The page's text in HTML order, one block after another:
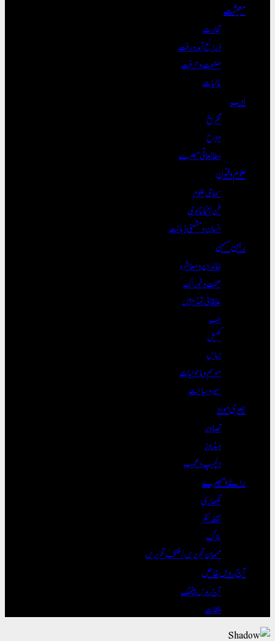
معیشت
تجارت
ذرائع آمدورفت
صنعت و حرفت
مالیات
ادب
تفریح
مزاح
مطالعاتی تبصرے
علوم و فنون
سماجی علوم
فن/ٹیکنالوجی
انسان و مشینی ذہانت
رہن سہن
خاندان و معاشرہ
صحت و خوراک
علاقائی تہذیبیں
طب
کھیل
لباس
موسم و ماحولیات
سیر و سیاحت
بصری مواد
تصاویر
ویڈیوز
دلچسپ و عجیب
رائے و تبصرے
لکھاری
نقطہ نظر
بلاگ
مہمان تحریریں / منتخب تحریریں
آج روس خاص
آج روس بیٹھک
ملقات